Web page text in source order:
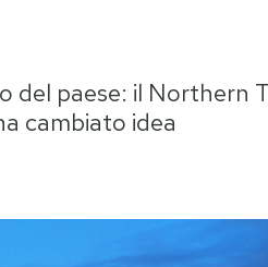
del paese: il Northern
cambiato idea